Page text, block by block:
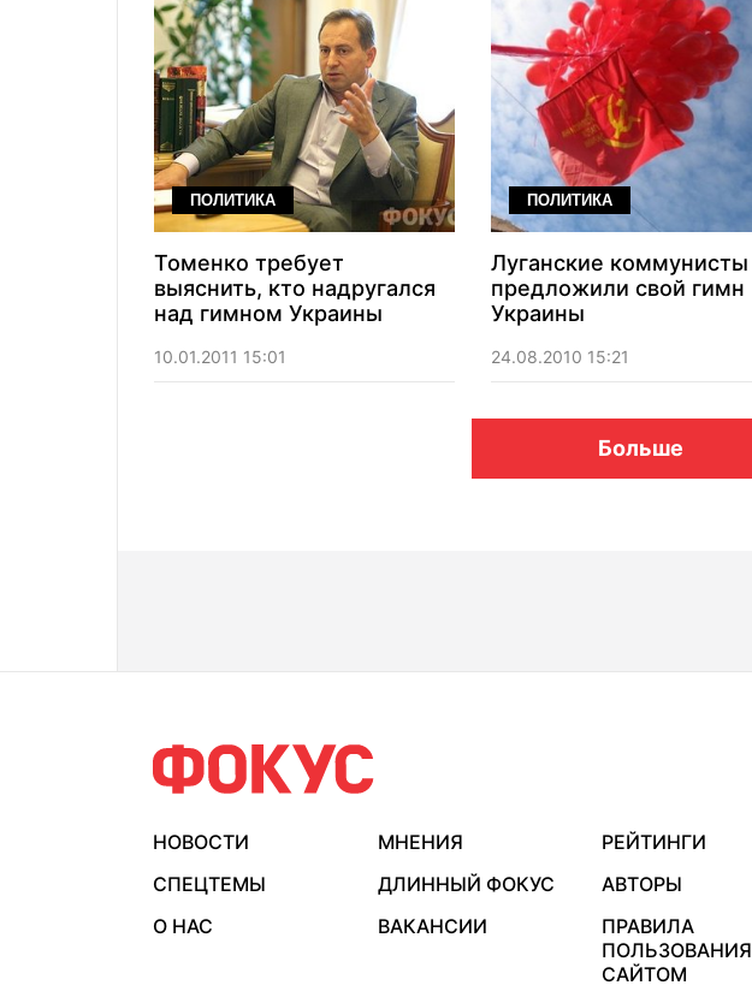
ПОЛИТИКА
Томенко требует
выяснить, кто надругался
над гимном Украины
10.01.2011 15:01
ПОЛИТИКА
Луганские коммунисты
предложили свой гимн
Украины
24.08.2010 15:21
Больше
НОВОСТИ МНЕНИЯ
РЕЙТИНГИ
СПЕЦТЕМЫ
ДЛИННЫЙ ФОКУС
АВТОРЫ
О НАС
ВАКАНСИИ
ПРАВИЛА
ПОЛЬЗОВАНИЯ
САЙТОМ